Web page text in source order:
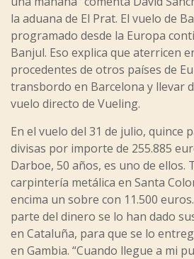
la aduana de El Prat. El vuelo de
programado desde la Europa
Banjul. Eso explica que aterricen
procedentes de otros países de
transbordo en Barcelona y llevar
vuelo directo de Vueling.
En el vuelo del 31 de julio, quince
divisas por importe de 255.885
Darboe, 50 años, es uno de ellos.
carpintería metálica en Santa
encima un sobre con 11.500
parte del dinero se lo han dado
en Cataluña, para que se lo
en Gambia. “Cuando llegue a mi